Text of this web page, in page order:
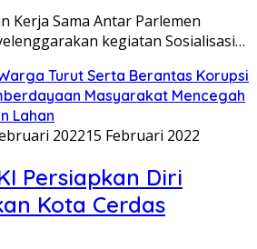
Kerja Sama Antar Parlemen
kegiatan Sosialisasi…
Turut Serta Berantas Korupsi
Masyarakat Mencegah
Lahan
202215 Februari 2022
Persiapkan Diri
Kota Cerdas